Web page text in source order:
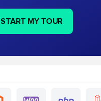
START MY TOUR